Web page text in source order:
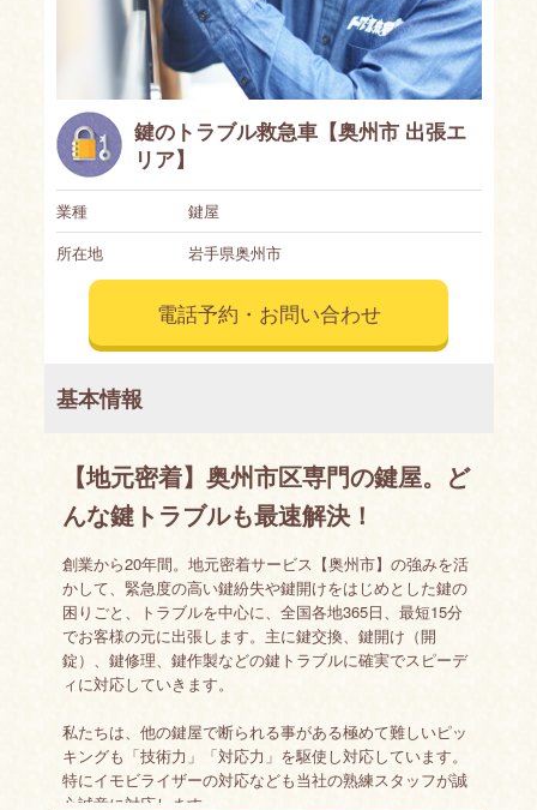
鍵のトラブル救急車【奥州市 出張エ
リア】
業種
鍵屋
所在地
岩手県奥州市
電話予約・お問い合わせ
基本情報
【地元密着】奥州市区専門の鍵屋。ど
んな鍵トラブルも最速解決！
創業から20年間。地元密着サービス【奥州市】の強みを活
かして、緊急度の高い鍵紛失や鍵開けをはじめとした鍵の
困りごと、トラブルを中心に、全国各地365日、最短15分
でお客様の元に出張します。主に鍵交換、鍵開け（開
錠）、鍵修理、鍵作製などの鍵トラブルに確実でスピーデ
ィに対応していきます。
私たちは、他の鍵屋で断られる事がある極めて難しいピッ
キングも「技術力」「対応力」を駆使し対応しています。
特にイモビライザーの対応なども当社の熟練スタッフが誠
心誠意に対応します。